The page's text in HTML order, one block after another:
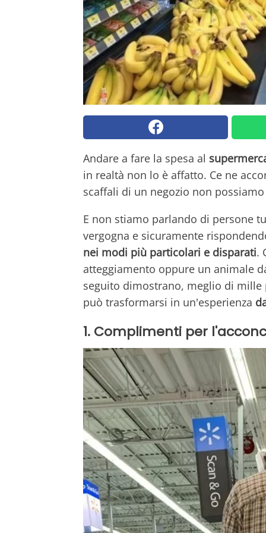
Andare a fare la spesa al
in realtà non lo è affatto. Ce ne
scaffali di un negozio non
E non stiamo parlando di persone
vergogna e sicuramente
nei modi più particolari e disparati.
atteggiamento oppure un animale
seguito dimostrano, meglio di mille
può trasformarsi in un'esperienza
1. Complimenti per